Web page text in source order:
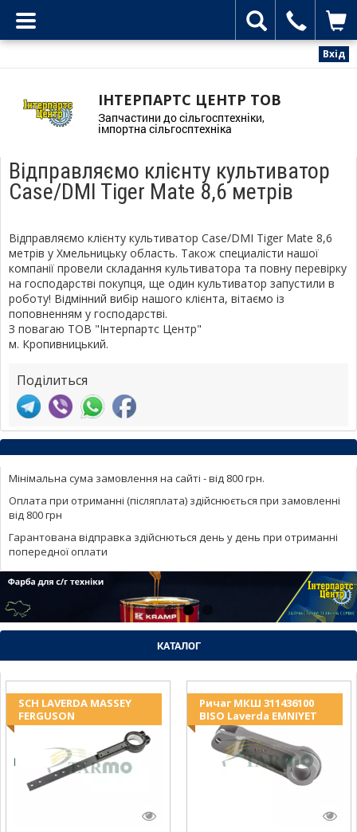
Вхід
ІНТЕРПАРТС ЦЕНТР ТОВ
Запчастини до сільгосптехніки,
імпортна сільгосптехніка
Відправляємо клієнту культиватор
Case/DMI Tiger Mate 8,6 метрів
Відправляємо клієнту культиватор Case/DMI Tiger Mate 8,6
метрів у Хмельницьку область. Також специалісти нашої
компанії провели складання культиватора та повну перевірку
на господарстві покупця, ще один культиватор запустили в
роботу! Відмінний вибір нашого клієнта, вітаємо із
поповненням у господарстві.
З повагаю ТОВ "Інтерпартс Центр"
м. Кропивницький.
Поділиться
Мінімальна сума замовлення на сайті - від 800 грн.
Оплата при отриманні (післяплата) здійснюється при замовленні
від 800 грн
Гарантована відправка здійснються день у день при отриманні
попередної оплати
КАТАЛОГ
SCH LAVERDA MASSEY
FERGUSON
Ричаг МКШ 311436100
BISO Laverda EMNIYET